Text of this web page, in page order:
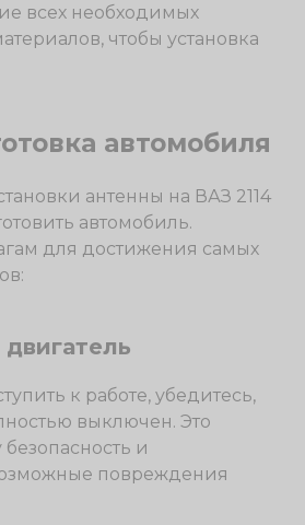
всех необходимых
чтобы установка
автомобиля
антенны на ВАЗ 2114
автомобиль.
для достижения самых
к работе, убедитесь,
выключен. Это
и
повреждения